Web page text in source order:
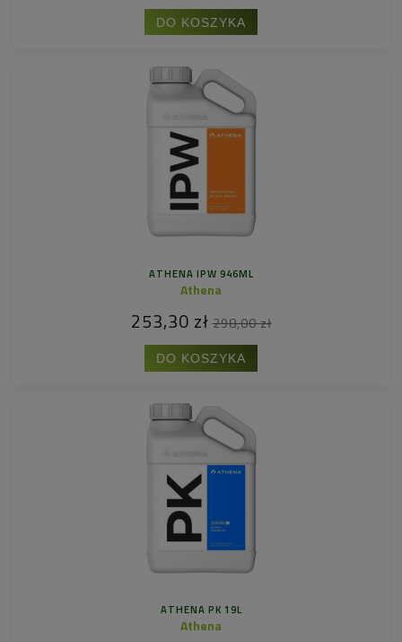
DO KOSZYKA
ATHENA IPW 946ML
Athena
253,30 zł 298,00 zł
DO KOSZYKA
ATHENA PK 19L
Athena